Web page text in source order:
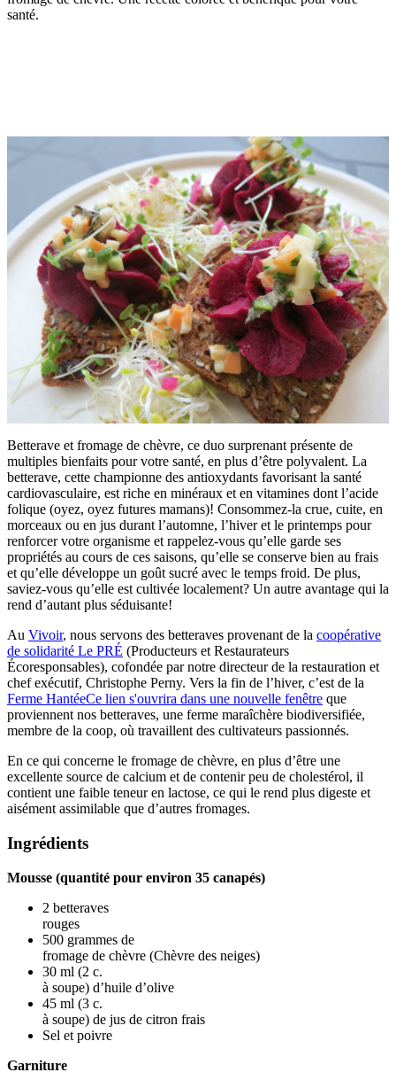
santé.
Betterave et fromage de chèvre, ce duo surprenant présente de
multiples bienfaits pour votre santé, en plus d’être polyvalent. La
betterave, cette championne des antioxydants favorisant la santé
cardiovasculaire, est riche en minéraux et en vitamines dont l’acide
folique (oyez, oyez futures mamans)! Consommez-la crue, cuite, en
morceaux ou en jus durant l’automne, l’hiver et le printemps pour
renforcer votre organisme et rappelez-vous qu’elle garde ses
propriétés au cours de ces saisons, qu’elle se conserve bien au frais
et qu’elle développe un goût sucré avec le temps froid. De plus,
saviez-vous qu’elle est cultivée localement? Un autre avantage qui la
rend d’autant plus séduisante!
Au Vivoir, nous servons des betteraves provenant de la coopérative
de solidarité Le PRÉ (Producteurs et Restaurateurs
Écoresponsables), cofondée par notre directeur de la restauration et
chef exécutif, Christophe Perny. Vers la fin de l’hiver, c’est de la
Ferme HantéeCe lien s'ouvrira dans une nouvelle fenêtre que
proviennent nos betteraves, une ferme maraîchère biodiversifiée,
membre de la coop, où travaillent des cultivateurs passionnés.
En ce qui concerne le fromage de chèvre, en plus d’être une
excellente source de calcium et de contenir peu de cholestérol, il
contient une faible teneur en lactose, ce qui le rend plus digeste et
aisément assimilable que d’autres fromages.
Ingrédients
Mousse (quantité pour environ 35 canapés)
2 betteraves
rouges
500 grammes de
fromage de chèvre (Chèvre des neiges)
30 ml (2 c.
à soupe) d’huile d’olive
45 ml (3 c.
à soupe) de jus de citron frais
Sel et poivre
Garniture